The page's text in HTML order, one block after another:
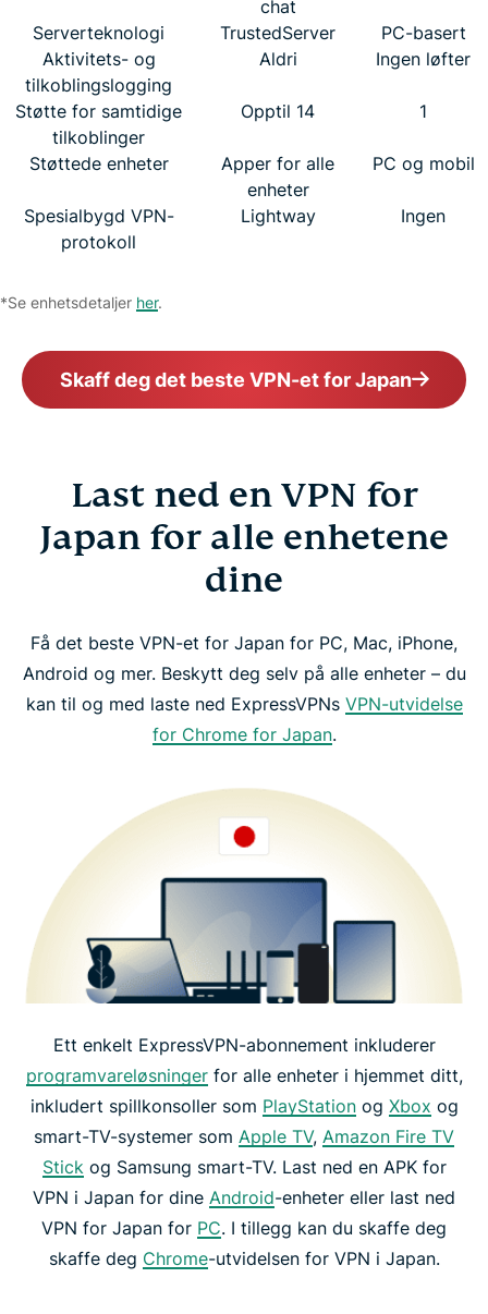
chat
Serverteknologi TrustedServer
PC-basert
Aktivitets- og
tilkoblingslogging
Aldri Ingen løfter
Støtte for samtidige
tilkoblinger
Opptil 14 1
Støttede enheter
Apper for alle
enheter
PC og mobil
Spesialbygd VPN-
protokoll
Lightway Ingen
*Se enhetsdetaljer her.
Skaff deg det beste VPN-et for Japan
Last ned en VPN for
Japan for alle enhetene
dine
Få det beste VPN-et for Japan for PC, Mac, iPhone,
Android og mer. Beskytt deg selv på alle enheter – du
kan til og med laste ned ExpressVPNs VPN-utvidelse
for Chrome for Japan.
Ett enkelt ExpressVPN-abonnement inkluderer
programvareløsningerfor alle enheter i hjemmet ditt,
inkludert spillkonsoller som PlayStationog Xbox og
smart-TV-systemer som Apple TV, Amazon Fire TV
Stickog Samsung smart-TV. Last ned en APK for
VPN i Japan for dine Android-enheter eller last ned
VPN for Japan for PC. I tillegg kan du skaffe deg
skaffe deg Chrome-utvidelsen for VPN i Japan.